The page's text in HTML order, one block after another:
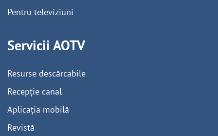
Pentru televiziuni
Servicii AOTV
Resurse descărcabile
Recepție canal
Aplicația mobilă
Revistă